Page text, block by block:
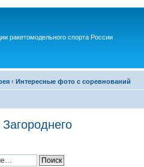
ракетомодельного спорта России
‹ Интересные фото с соревнований